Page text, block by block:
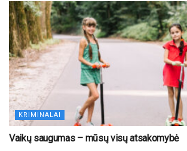
KRIMINALAI
Vaikų saugumas – mūsų visų atsakomybė